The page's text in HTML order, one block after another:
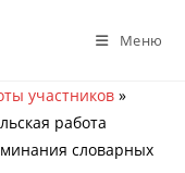
Меню
участников »
работа
словарных